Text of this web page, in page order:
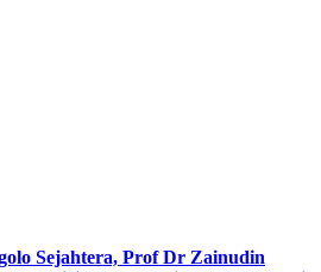
Sejahtera, Prof Dr Zainudin